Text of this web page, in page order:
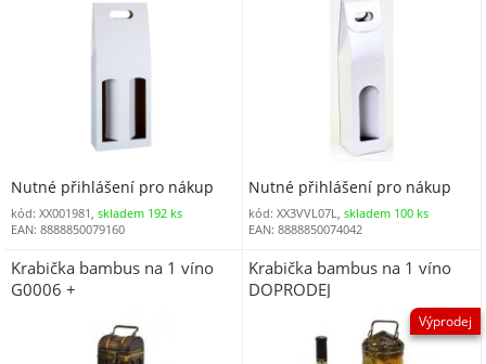
Nutné přihlášení pro nákup
kód: XX001981, skladem 192 ks
EAN: 8888850079160
Nutné přihlášení pro nákup
kód: XX3VVL07L,skladem 100 ks
EAN: 8888850074042
Krabička bambus na 1 víno
G0006 +
Krabička bambus na 1 víno
DOPRODEJ
Výprodej